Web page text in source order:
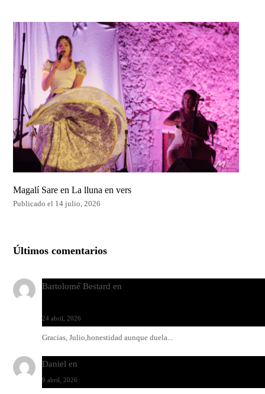
Magalí Sare en La lluna en vers
Publicado el 14 julio, 2026
Últimos comentarios
Bartolomé Bestard en
24 abril, 2026
Gracias, Julio,honestidad aunque duela...
Daniel en
9 abril, 2026